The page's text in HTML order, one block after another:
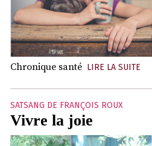
Chronique santé LIRE LA SUITE
SATSANG DE FRANÇOIS ROUX
Vivre la joie